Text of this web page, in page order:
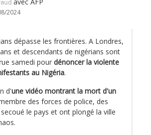
2024
dépasse les frontières. A Londres,
et descendants de nigérians sont
samedi pour dénoncer la violente
au Nigéria.
d'une vidéo montrant la mort d'un
des forces de police, des
le pays et ont plongé la ville